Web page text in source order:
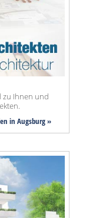
zu Ihnen und
in Augsburg »